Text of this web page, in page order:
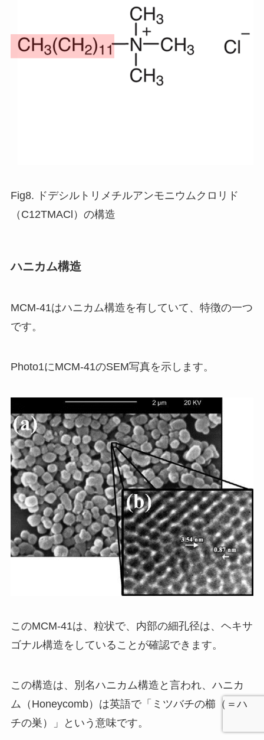
Fig8. ドデシルトリメチルアンモニウムクロリド
（C12TMACl）の構造
ハニカム構造
MCM-41はハニカム構造を有していて、特徴の一つ
です。
Photo1にMCM-41のSEM写真を示します。
このMCM-41は、粒状で、内部の細孔径は、ヘキサ
ゴナル構造をしていることが確認できます。
この構造は、別名ハニカム構造と言われ、ハニカ
ム（Honeycomb）は英語で「ミツバチの櫛（＝ハ
チの巣）」という意味です。